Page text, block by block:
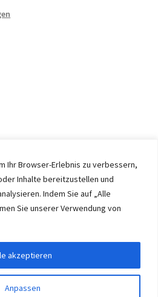
Ihr Browser-Erlebnis zu verbessern,
Inhalte bereitzustellen und
Indem Sie auf „Alle
Sie unserer Verwendung von
Anpassen
akzeptieren
member of the ERUON